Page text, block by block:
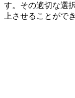
す。その適切な選
上させることがで